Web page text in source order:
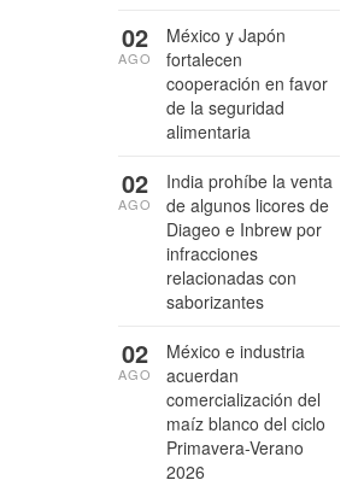
México y Japón
fortalecen
cooperación en favor
de la seguridad
alimentaria
02
AGO
India prohíbe la venta
de algunos licores de
Diageo e Inbrew por
infracciones
relacionadas con
saborizantes
02
AGO
México e industria
acuerdan
comercialización del
maíz blanco del ciclo
Primavera-Verano
2026
02
AGO